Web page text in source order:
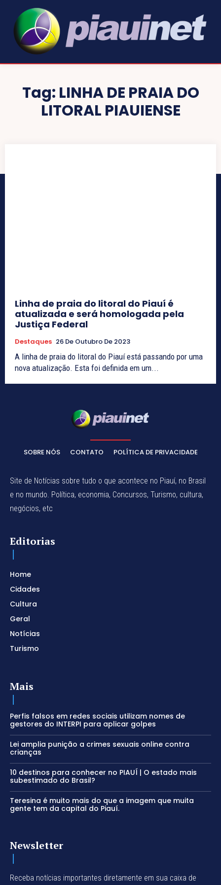
Tag: LINHA DE PRAIA DO
LITORAL PIAUIENSE
Linha de praia do litoral do Piauí é
atualizada e será homologada pela
Justiça Federal
Destaques 26 De Outubro De 2023
A linha de praia do litoral do Piauí está passando por uma
nova atualização. Esta foi definida em um...
SOBRE NÓS CONTATO POLÍTICA DE PRIVACIDADE
Site de Notícias sobre tudo o que acontece no Piauí, no Brasil
e no mundo. Política, economia, Concursos, Turismo, cultura,
negócios, etc
Editorias
Home
Cidades
Cultura
Geral
Notícias
Turismo
Mais
Perfis falsos em redes sociais utilizam nomes de
gestores do INTERPI para aplicar golpes
Lei amplia punição a crimes sexuais online contra
crianças
10 destinos para conhecer no PIAUÍ | O estado mais
subestimado do Brasil?
Teresina é muito mais do que a imagem que muita
gente tem da capital do Piauí.
Newsletter
Receba notícias importantes diretamente em sua caixa de